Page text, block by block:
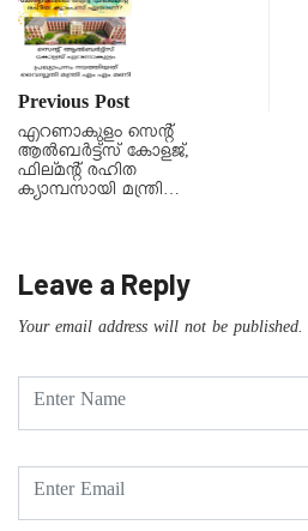
Previous Post
എറണാകുളം സെൻ്റ്
ആൽബർട്ട്സ് കോളജ്,
ഫില്മൻ്റ് രഹിത
ക്യാമ്പസായി മന്ത്രി…
Leave a Reply
Your email address will not be published.